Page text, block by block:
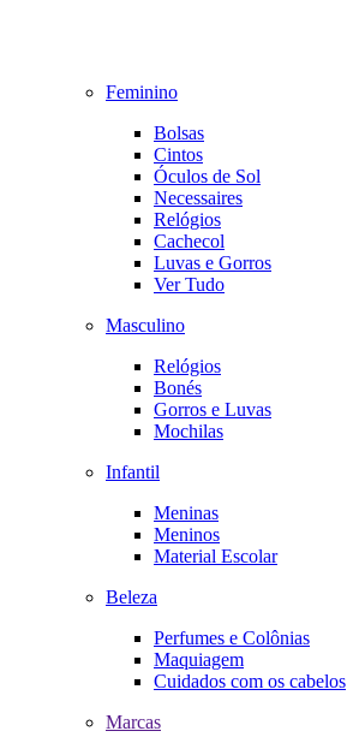
Feminino
Bolsas
Cintos
Óculos de Sol
Necessaires
Relógios
Cachecol
Luvas e Gorros
Ver Tudo
Masculino
Relógios
Bonés
Gorros e Luvas
Mochilas
Infantil
Meninas
Meninos
Material Escolar
Beleza
Perfumes e Colônias
Maquiagem
Cuidados com os cabelos
Marcas